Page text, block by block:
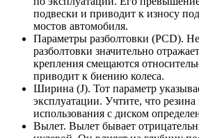
подвески и приводит к износу
мостов автомобиля.
Параметры разболтовки (PCD).
разболтовки значительно
крепления смещаются
приводит к биению колеса.
Ширина (J). Тот параметр
эксплуатации. Учтите, что резина
использования с диском
Вылет. Вылет бывает